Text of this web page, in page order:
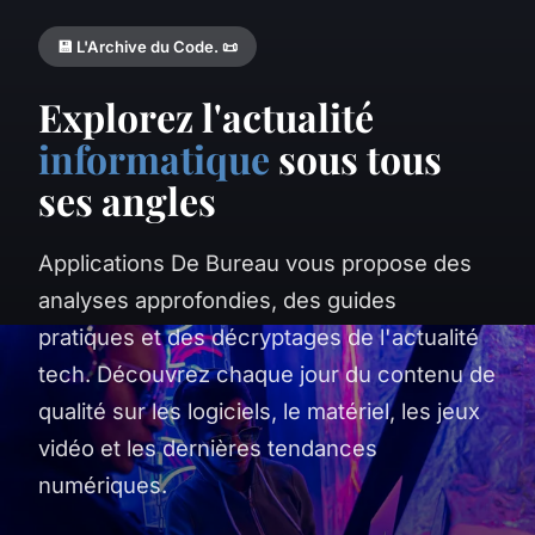
💾 L'Archive du Code. 📜
Explorez l'actualité
informatique sous tous
ses angles
Applications De Bureau vous propose des
analyses approfondies, des guides
pratiques et des décryptages de l'actualité
tech. Découvrez chaque jour du contenu de
qualité sur les logiciels, le matériel, les jeux
vidéo et les dernières tendances
numériques.